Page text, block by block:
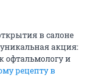
в салоне
уникальная акция:
офтальмологу и
рецепту в